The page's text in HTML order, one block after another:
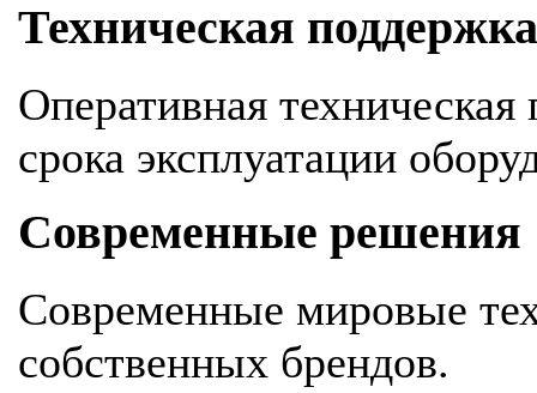
Техническая поддержка
Оперативная техническая
срока эксплуатации
Современные решения
Современные мировые
собственных брендов.